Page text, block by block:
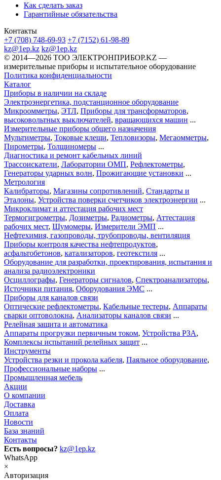
Как сделать заказ
Гарантийные обязательства
Контакты
+7 (708) 748-69-93 +7 (7152) 61-98-89
kz@1ep.kz kz@1ep.kz
©️ 2014—2026 ТОО ЭЛЕКТРОНПРИБОР.KZ —
измерительные приборы и испытательное оборудование
Политика конфиденциальности
Каталог
Приборы в наличии на складе
Электроэнергетика, подстанционное оборудование
Микроомметры, ЭТЛ, Приборы для трансформаторов,
высоковольтных выключателей, вращающихся машин ...
Измерительные приборы общего назначения
Мультиметры, Токовые клещи, Тепловизоры, Мегаомметры,
Пирометры, Толщиномеры ...
Диагностика и ремонт кабельных линий
Трассоискатели, Лаборатории ОМП, Рефлектометры,
Генераторы ударных волн, Прожигающие установки ...
Метрология
Калибраторы, Магазины сопротивлений, Стандарты и
Эталоны, Устройства поверки счетчиков электроэнергии ...
Микроклимат и аттестация рабочих мест
Термогигрометры, Дозиметры, Радиометры, Аттестация
рабочих мест, Шумомеры, Измерители ЭМП ...
Нефтехимия, газопроводы, трубопроводы, вентиляция
Приборы контроля качества нефтепродуктов,
асфальтобетонов, катализаторов, геотекстиля ...
Оборудование для разработки, проектирования, испытания и
анализа радиоэлектроники
Осциллографы, Генераторы сигналов, Спектроанализаторы,
Источники питания, Оборудования ЭМС ...
Приборы для каналов связи
Оптические рефлектометры, Кабельные тестеры, Аппараты
сварки оптоволокна, Анализаторы каналов связи ...
Релейная защита и автоматика
Аппараты прогрузки первичным током, Устройства РЗА,
Комплексы испытаний релейных защит ...
Инструменты
Устройства резки и прокола кабеля, Паяльное оборудование,
Профессиональные наборы ...
Промышленная мебель
Акции
О компании
Доставка
Оплата
Новости
База знаний
Контакты
Есть вопросы? kz@1ep.kz
WhatsApp
×
Авторизация